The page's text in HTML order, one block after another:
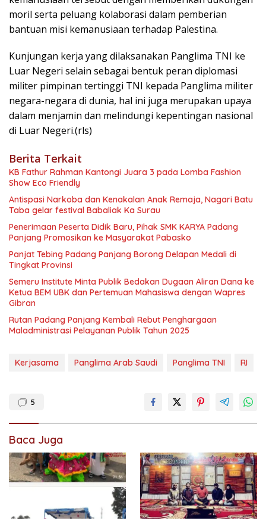
moril serta peluang kolaborasi dalam pemberian
bantuan misi kemanusiaan terhadap Palestina.
Kunjungan kerja yang dilaksanakan Panglima TNI ke
Luar Negeri selain sebagai bentuk peran diplomasi
militer pimpinan tertinggi TNI kepada Panglima militer
negara-negara di dunia, hal ini juga merupakan upaya
dalam menjamin dan melindungi kepentingan nasional
di Luar Negeri.(rls)
Berita Terkait
KB Fathur Rahman Kantongi Juara 3 pada Lomba Fashion
Show Eco Friendly
Antispasi Narkoba dan Kenakalan Anak Remaja, Nagari Batu
Taba gelar festival Babaliak Ka Surau
Penerimaan Peserta Didik Baru, Pihak SMK KARYA Padang
Panjang Promosikan ke Masyarakat Pabasko
Panjat Tebing Padang Panjang Borong Delapan Medali di
Tingkat Provinsi
Semeru Institute Minta Publik Bedakan Dugaan Aliran Dana ke
Ketua BEM UBK dan Pertemuan Mahasiswa dengan Wapres
Gibran
Rutan Padang Panjang Kembali Rebut Penghargaan
Maladministrasi Pelayanan Publik Tahun 2025
Kerjasama Panglima Arab Saudi Panglima TNI RI
5
Baca Juga